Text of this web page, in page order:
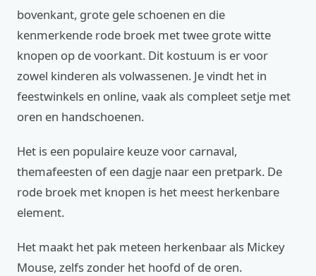
bovenkant, grote gele schoenen en die
kenmerkende rode broek met twee grote witte
knopen op de voorkant. Dit kostuum is er voor
zowel kinderen als volwassenen. Je vindt het in
feestwinkels en online, vaak als compleet setje met
oren en handschoenen.
Het is een populaire keuze voor carnaval,
themafeesten of een dagje naar een pretpark. De
rode broek met knopen is het meest herkenbare
element.
Het maakt het pak meteen herkenbaar als Mickey
Mouse, zelfs zonder het hoofd of de oren.